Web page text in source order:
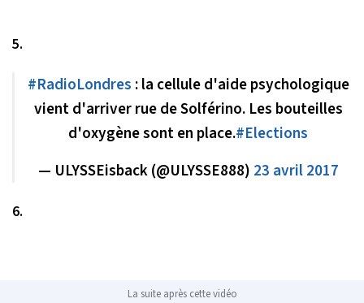
5.
#RadioLondres : la cellule d'aide psychologique
vient d'arriver rue de Solférino. Les bouteilles
d'oxygène sont en place.#Elections
— ULYSSEisback (@ULYSSE888) 23 avril 2017
6.
La suite après cette vidéo